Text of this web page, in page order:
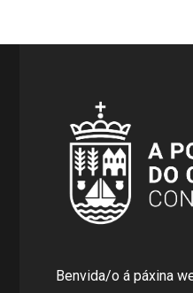
Benvida/o á páxina